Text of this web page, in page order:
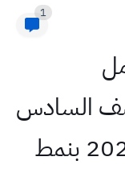
1
صف السادس
الاعدادي المنهج الجديد 2023 بنمط